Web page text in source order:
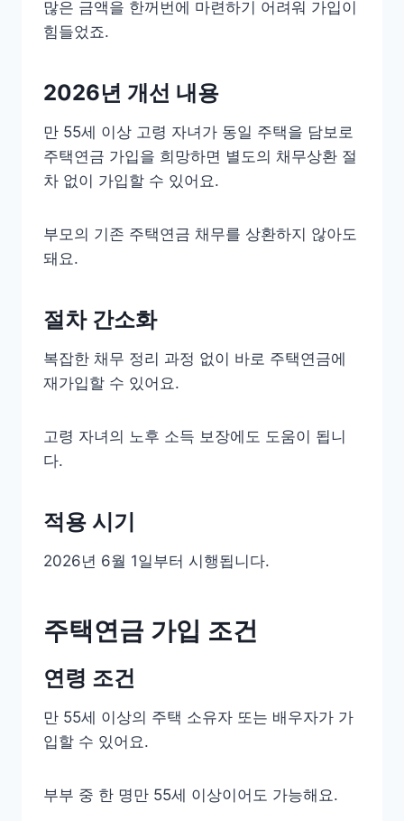
많은 금액을 한꺼번에 마련하기 어려워 가입이
힘들었죠.
2026년 개선 내용
만 55세 이상 고령 자녀가 동일 주택을 담보로
주택연금 가입을 희망하면 별도의 채무상환 절
차 없이 가입할 수 있어요.
부모의 기존 주택연금 채무를 상환하지 않아도
돼요.
절차 간소화
복잡한 채무 정리 과정 없이 바로 주택연금에
재가입할 수 있어요.
고령 자녀의 노후 소득 보장에도 도움이 됩니
다.
적용 시기
2026년 6월 1일부터 시행됩니다.
주택연금 가입 조건
연령 조건
만 55세 이상의 주택 소유자 또는 배우자가 가
입할 수 있어요.
부부 중 한 명만 55세 이상이어도 가능해요.